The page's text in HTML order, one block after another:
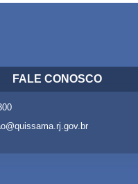
FALE CONOSCO